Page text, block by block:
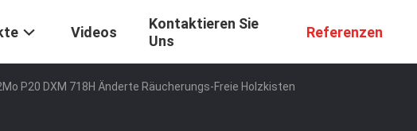
Videos
Kontaktieren Sie
Uns
Referenzen
P20 DXM 718H Änderte Räucherungs-Freie Holzkisten